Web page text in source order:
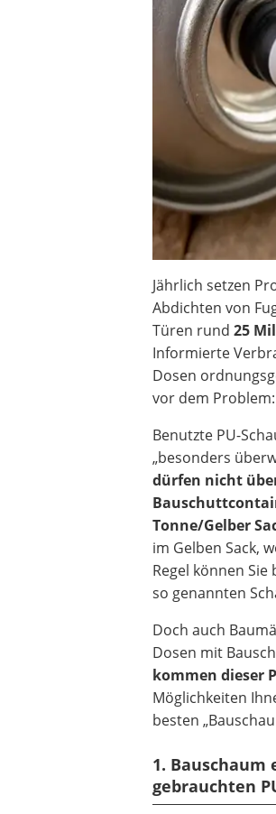
Digitale Zeitschaltuhr
Fensterkontaktschalter
Video-Türsprechanlage
Jährlich setzen
Abdichten von
Türen rund25
Informierte
Dosen
vor dem
Benutzte PU-
„besonders
dürfen nicht
Tonne/Gelber
im Gelben Sack,
Regel können
so genannten
Doch auch
Dosen mit
kommen dieser
Möglichkeiten
besten
1.
gebrauchten